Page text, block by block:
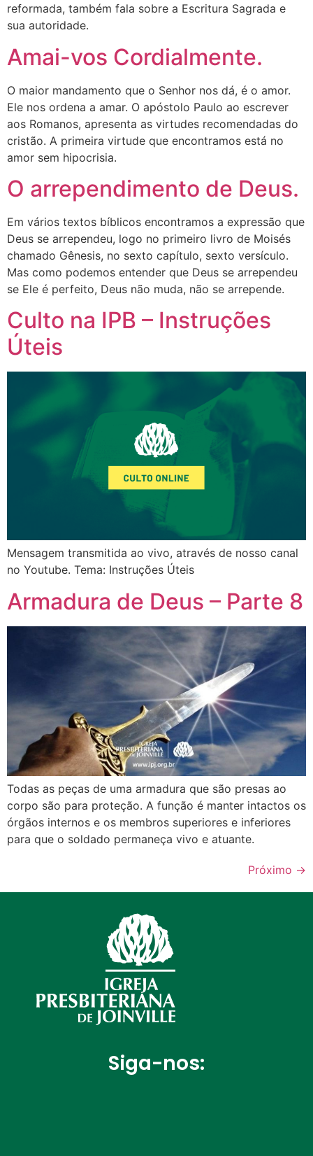
reformada, também fala sobre a Escritura Sagrada e
sua autoridade.
Amai-vos Cordialmente.
O maior mandamento que o Senhor nos dá, é o amor.
Ele nos ordena a amar. O apóstolo Paulo ao escrever
aos Romanos, apresenta as virtudes recomendadas do
cristão. A primeira virtude que encontramos está no
amor sem hipocrisia.
O arrependimento de Deus.
Em vários textos bíblicos encontramos a expressão que
Deus se arrependeu, logo no primeiro livro de Moisés
chamado Gênesis, no sexto capítulo, sexto versículo.
Mas como podemos entender que Deus se arrependeu
se Ele é perfeito, Deus não muda, não se arrepende.
Culto na IPB – Instruções
Úteis
Mensagem transmitida ao vivo, através de nosso canal
no Youtube. Tema: Instruções Úteis
Armadura de Deus – Parte 8
Todas as peças de uma armadura que são presas ao
corpo são para proteção. A função é manter intactos os
órgãos internos e os membros superiores e inferiores
para que o soldado permaneça vivo e atuante.
Próximo →
Siga-nos: